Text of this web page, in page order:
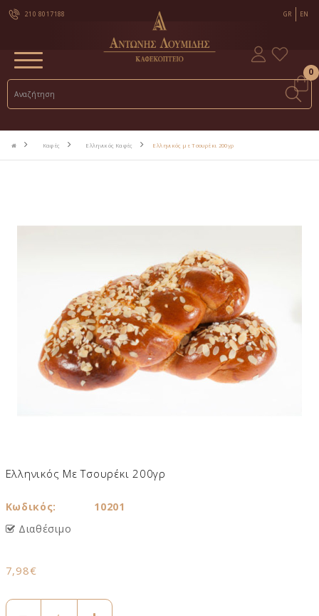
210 8017188 GR EN
0
Καφές Ελληνικός Καφές Ελληνικός με Τσουρέκι 200γρ
Ελληνικός Με Τσουρέκι 200γρ
Κωδικός:
10201
Διαθέσιμο
7,98€